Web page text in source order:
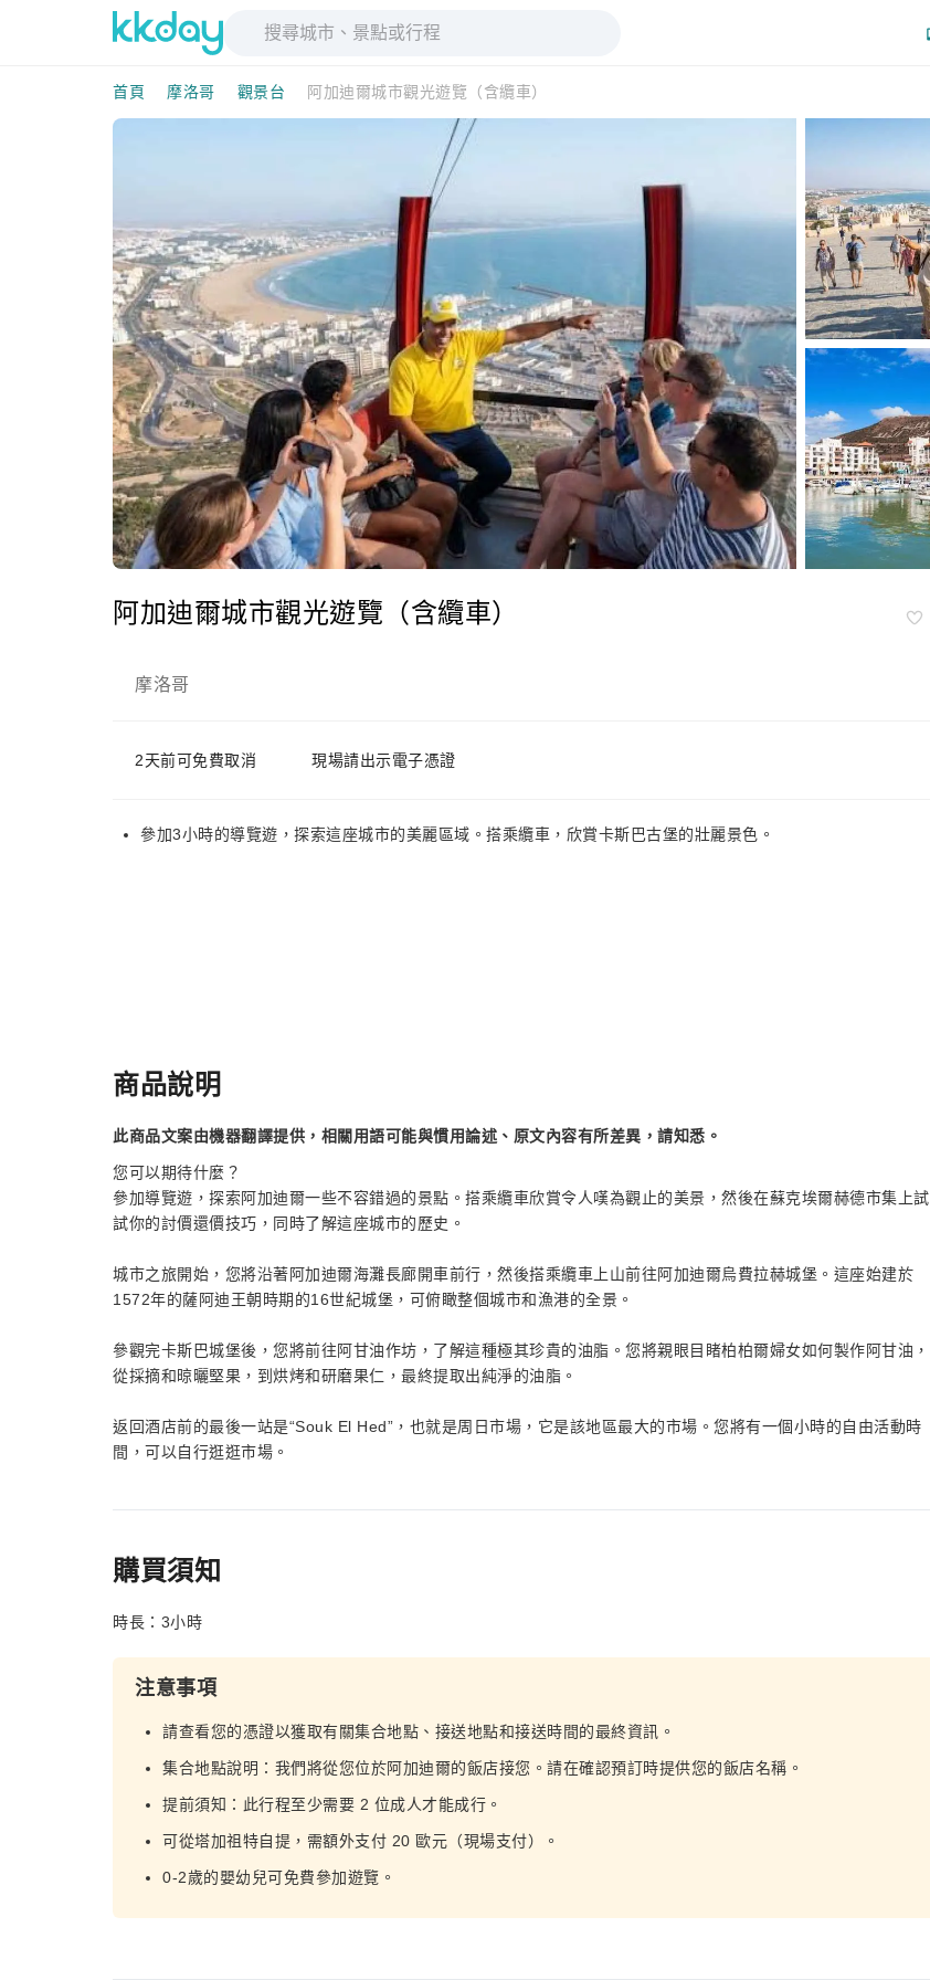
首頁 摩洛哥 觀景台 阿加迪爾城市觀光遊覽（含纜車）
阿加迪爾城市觀光遊覽（含纜車）
摩洛哥
2天前可免費取消 現場請出示電子憑證
參加3小時的導覽遊，探索這座城市的美麗區域。搭乘纜車，欣賞卡斯巴古堡的壯麗景色。
商品說明
此商品文案由機器翻譯提供，相關用語可能與慣用論述、原文內容有所差異，請知悉。
您可以期待什麼？
參加導覽遊，探索阿加迪爾一些不容錯過的景點。搭乘纜車欣賞令人嘆為觀止的美景，然後在蘇克埃爾赫德市集上試
試你的討價還價技巧，同時了解這座城市的歷史。
城市之旅開始，您將沿著阿加迪爾海灘長廊開車前行，然後搭乘纜車上山前往阿加迪爾烏費拉赫城堡。這座始建於
1572年的薩阿迪王朝時期的16世紀城堡，可俯瞰整個城市和漁港的全景。
參觀完卡斯巴城堡後，您將前往阿甘油作坊，了解這種極其珍貴的油脂。您將親眼目睹柏柏爾婦女如何製作阿甘油，
從採摘和晾曬堅果，到烘烤和研磨果仁，最終提取出純淨的油脂。
返回酒店前的最後一站是“Souk El Hed”，也就是周日市場，它是該地區最大的市場。您將有一個小時的自由活動時
間，可以自行逛逛市場。
購買須知
時長：3小時
注意事項
請查看您的憑證以獲取有關集合地點、接送地點和接送時間的最終資訊。
集合地點說明：我們將從您位於阿加迪爾的飯店接您。請在確認預訂時提供您的飯店名稱。
提前須知：此行程至少需要 2 位成人才能成行。
可從塔加祖特自提，需額外支付 20 歐元（現場支付）。
0-2歲的嬰幼兒可免費參加遊覽。